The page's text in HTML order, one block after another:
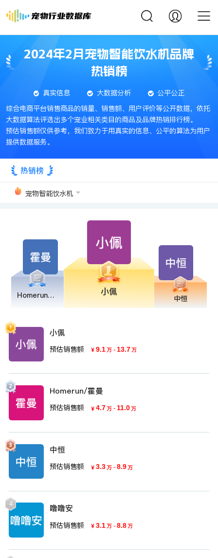
2024年2月宠物智能饮水机品牌
热销榜
真实信息 大数据分析
公平公正
综合电商平台销售商品的销量、销售额、用户评价等公开数据，依托
大数据算法评选出多个宠业相关类目的商品及品牌热销排行榜。
预估销售额仅供参考，我们致力于用真实的信息、公平的算法为用户
提供数据服务。
热销榜
宠物智能饮水机
Homerun/霍曼 小佩
中恒
小佩
预估销售额 ￥ 9.1万 - 13.7万
Homerun/霍曼
预估销售额 ￥ 4.7万 - 11.0万
中恒
预估销售额 ￥ 3.3万 - 8.9万
4 噜噜安
预估销售额 ￥ 3.1万 - 8.8万